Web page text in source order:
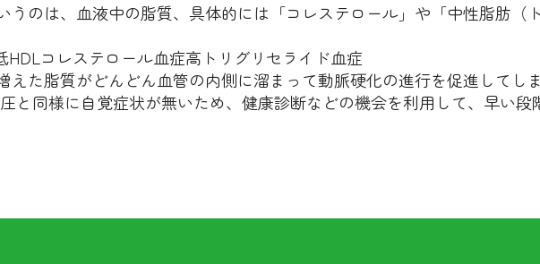
うのは、血液中の脂質、具体的には「コレステロール」や「中性脂肪（
コレステロール血症高トリグリセライド血症
えた脂質がどんどん血管の内側に溜まって動脈硬化の進行を促進してし
と同様に自覚症状が無いため、健康診断などの機会を利用して、早い段